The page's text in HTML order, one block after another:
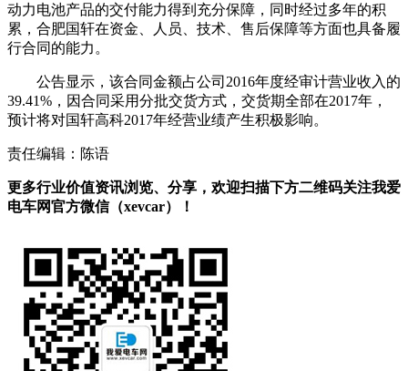
动力电池产品的交付能力得到充分保障，同时经过多年的积
累，合肥国轩在资金、人员、技术、售后保障等方面也具备履
行合同的能力。
公告显示，该合同金额占公司2016年度经审计营业收入的
39.41%，因合同采用分批交货方式，交货期全部在2017年，
预计将对国轩高科2017年经营业绩产生积极影响。
责任编辑：陈语
更多行业价值资讯浏览、分享，欢迎扫描下方二维码关注我爱
电车网官方微信（xevcar）！